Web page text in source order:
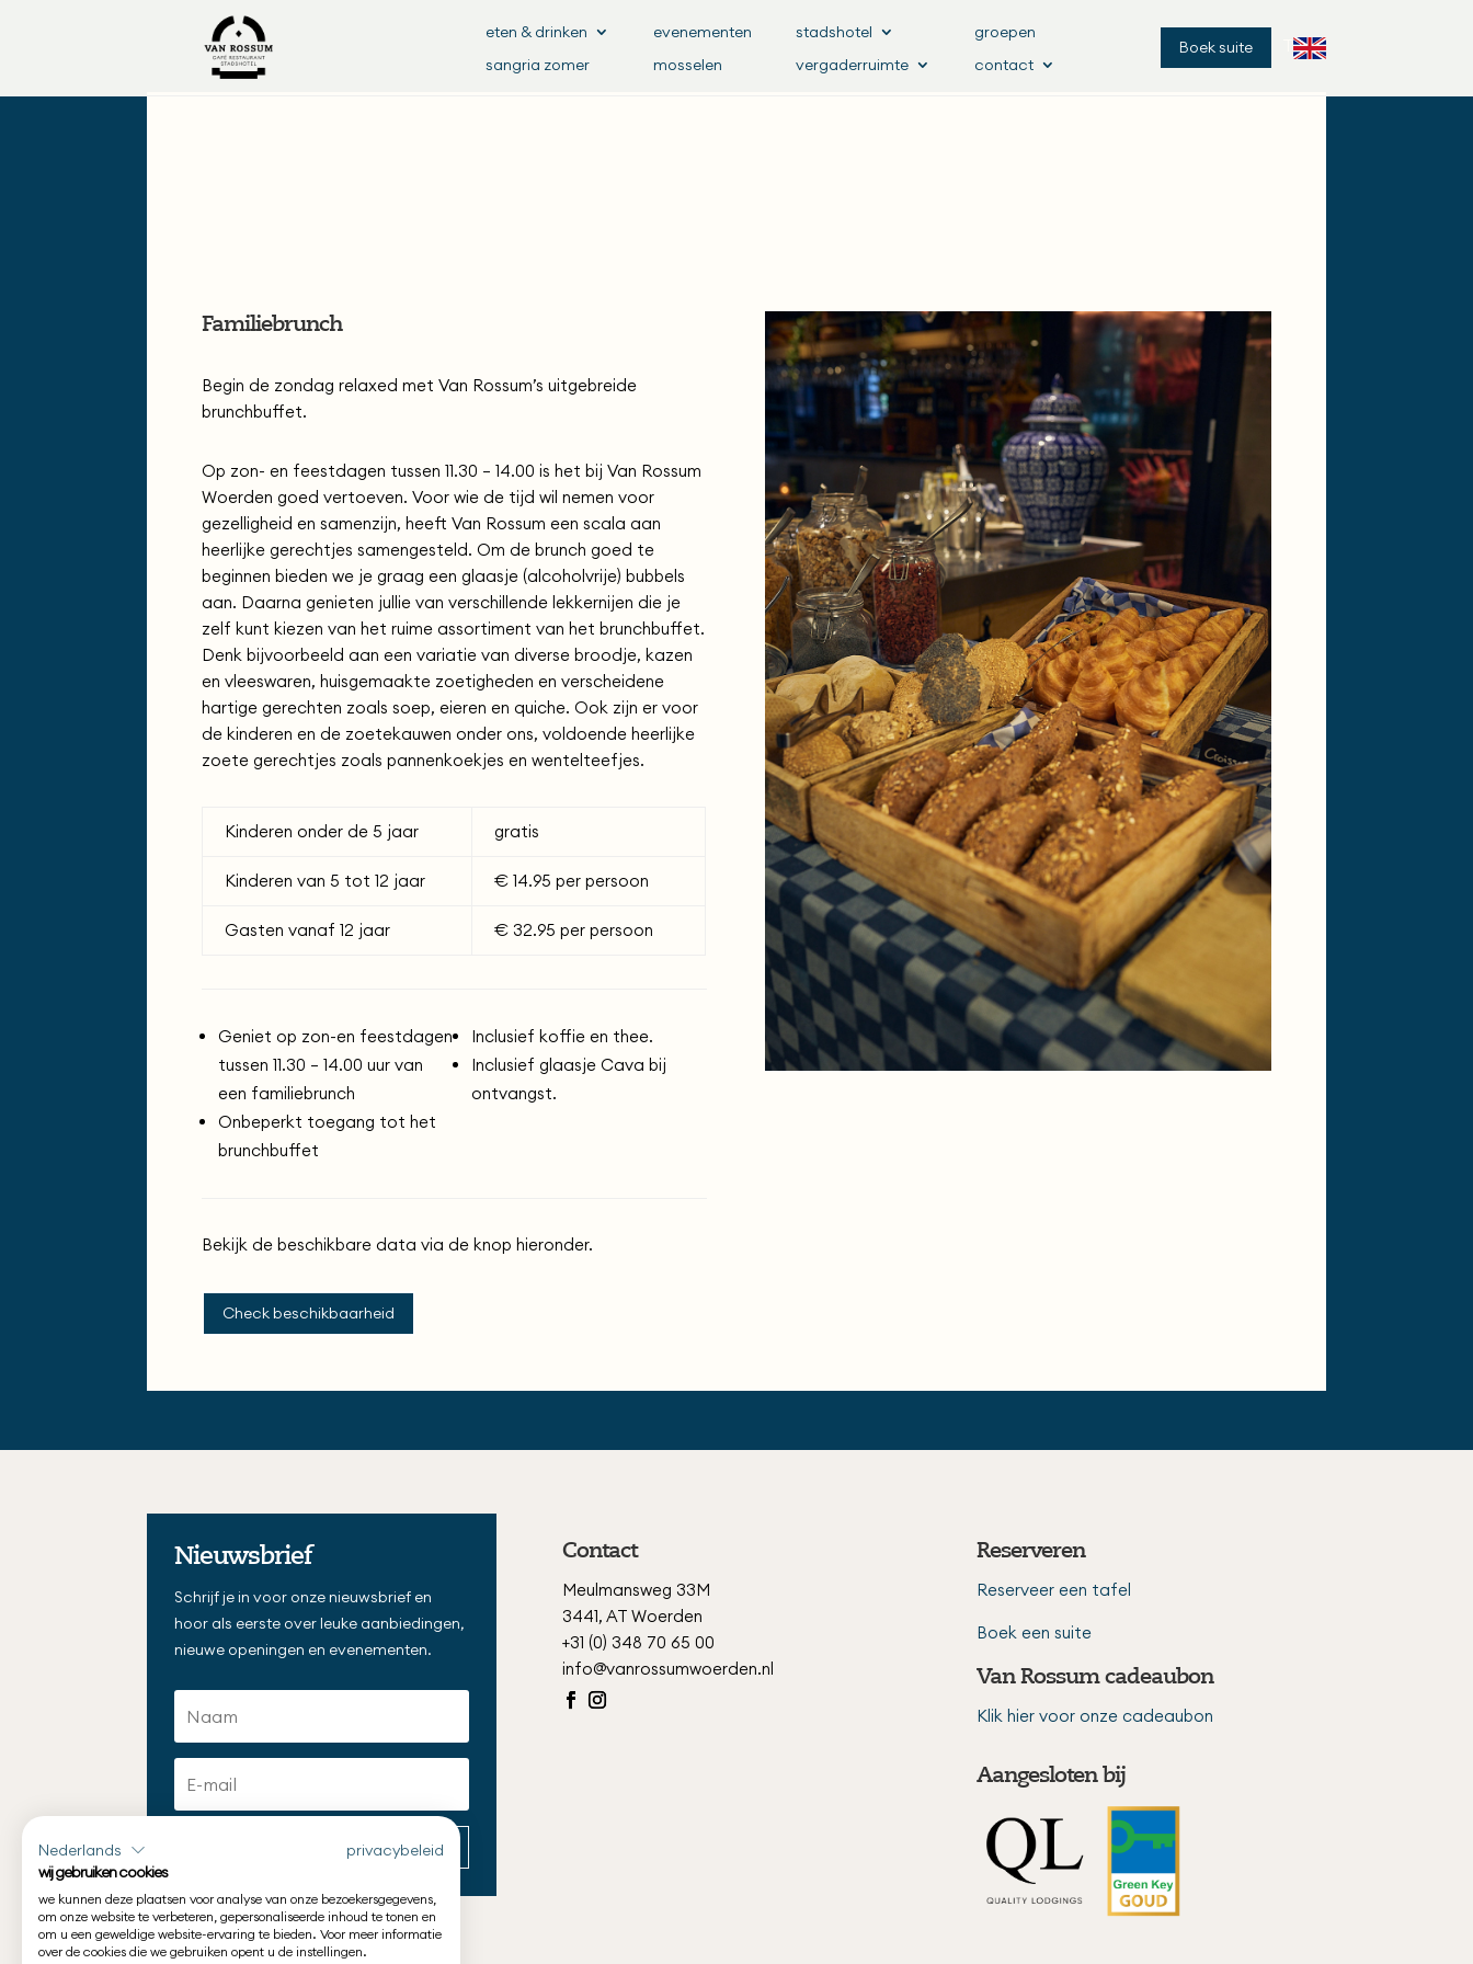
eten & drinken evenementen stadshotel
groepen
sangria zomer
mosselen vergaderruimte contact
Boek suite Terug
Familiebrunch
Begin de zondag relaxed met Van Rossum’s uitgebreide
brunchbuffet.
Op zon- en feestdagen tussen 11.30 – 14.00 is het bij Van Rossum
Woerden goed vertoeven. Voor wie de tijd wil nemen voor
gezelligheid en samenzijn, heeft Van Rossum een scala aan
heerlijke gerechtjes samengesteld. Om de brunch goed te
beginnen bieden we je graag een glaasje (alcoholvrije) bubbels
aan. Daarna genieten jullie van verschillende lekkernijen die je
zelf kunt kiezen van het ruime assortiment van het brunchbuffet.
Denk bijvoorbeeld aan een variatie van diverse broodje, kazen
en vleeswaren, huisgemaakte zoetigheden en verscheidene
hartige gerechten zoals soep, eieren en quiche. Ook zijn er voor
de kinderen en de zoetekauwen onder ons, voldoende heerlijke
zoete gerechtjes zoals pannenkoekjes en wentelteefjes.
Kinderen onder de 5 jaar gratis
Kinderen van 5 tot 12 jaar € 14.95 per persoon
Gasten vanaf 12 jaar € 32.95 per persoon
Geniet op zon-en feestdagen
tussen 11.30 – 14.00 uur van
een familiebrunch
Onbeperkt toegang tot het
brunchbuffet
Inclusief koffie en thee.
Inclusief glaasje Cava bij
ontvangst.
Bekijk de beschikbare data via de knop hieronder.
Check beschikbaarheid
Nieuwsbrief
Schrijf je in voor onze nieuwsbrief en
hoor als eerste over leuke aanbiedingen,
nieuwe openingen en evenementen.
Inschrijven
Contact
Meulmansweg 33M
3441, AT Woerden
+31 (0) 348 70 65 00
info@vanrossumwoerden.nl
Reserveren
Reserveer een tafel
Boek een suite
Van Rossum cadeaubon
Klik hier voor onze cadeaubon
Aangesloten bij
Nederlands
privacybeleid
wij gebruiken cookies
we kunnen deze plaatsen voor analyse van onze bezoekersgegevens,
om onze website te verbeteren, gepersonaliseerde inhoud te tonen en
om u een geweldige website-ervaring te bieden. Voor meer informatie
over de cookies die we gebruiken opent u de instellingen.